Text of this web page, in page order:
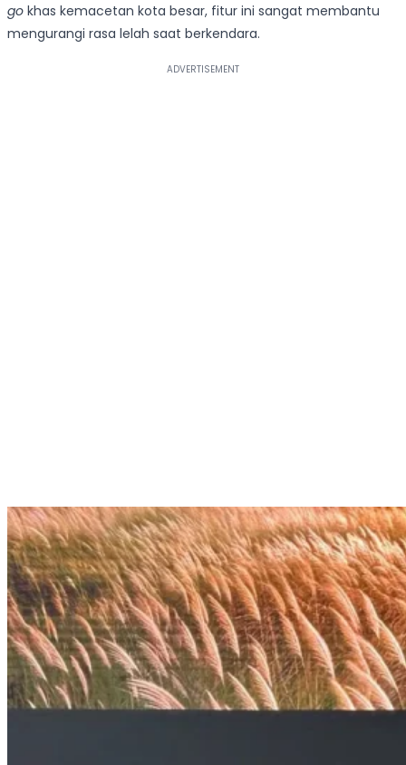
go khas kemacetan kota besar, fitur ini sangat membantu
mengurangi rasa lelah saat berkendara.